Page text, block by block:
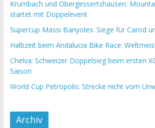
Krumbach und Obergessertshausen:
startet mit Doppelevent
Supercup Massi Banyoles: Siege für Carod
Halbzeit beim Andalucia Bike Race:
Chelva: Schweizer Doppelsieg beim ersten
Saison
World Cup Petropolis: Strecke nicht vom
Archiv